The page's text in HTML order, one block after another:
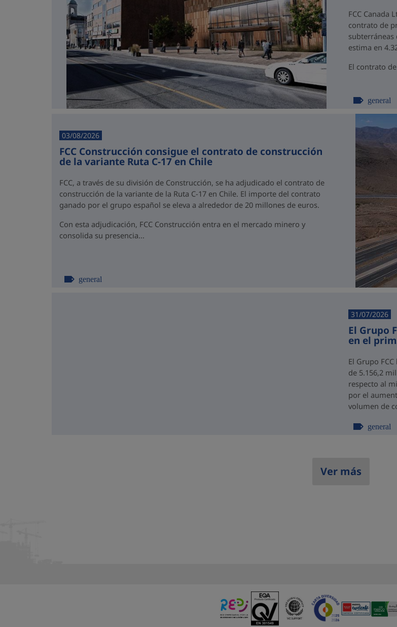
FCC Canada
contrato de
subterráneas
estima en
El contrato
general
03/08/2026
FCC Construcción consigue el contrato de construcción
de la variante Ruta C-17 en Chile
FCC, a través de su división de Construcción, se ha adjudicado el contrato de
construcción de la variante de la Ruta C-17 en Chile. El importe del contrato
ganado por el grupo español se eleva a alrededor de 20 millones de euros.
Con esta adjudicación, FCC Construcción entra en el mercado minero y
consolida su presencia...
general
31/07/2026
El Grupo
en el
El Grupo
de 5.156,2
respecto al
por el
volumen de
general
Ver más